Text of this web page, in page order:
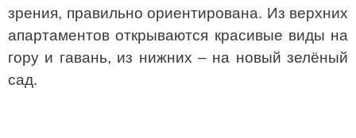
зрения, правильно ориентирована. Из верхних
апартаментов открываются красивые виды на
гору и гавань, из нижних – на новый зелёный
сад.